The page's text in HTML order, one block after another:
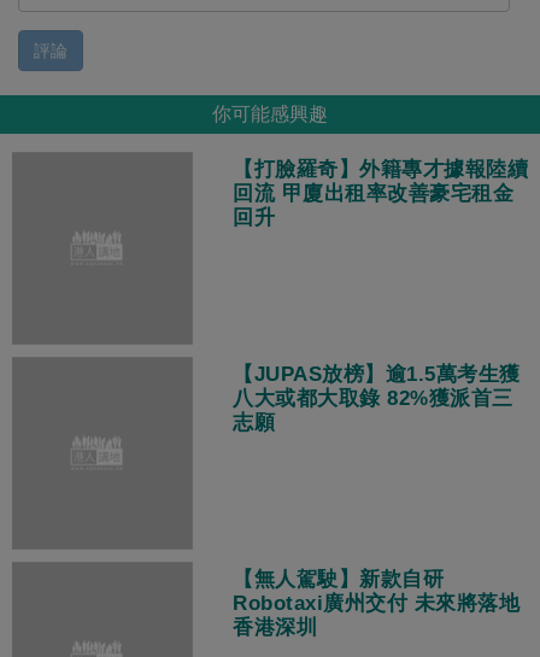
評論
你可能感興趣
【打臉羅奇】外籍專才據報陸續
回流 甲廈出租率改善豪宅租金
回升
【JUPAS放榜】逾1.5萬考生獲
八大或都大取錄 82%獲派首三
志願
【無人駕駛】新款自研
Robotaxi廣州交付 未來將落地
香港深圳